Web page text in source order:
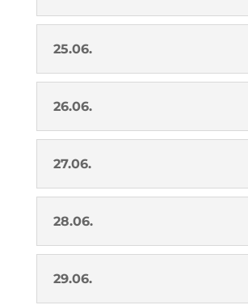
25.06.
26.06.
27.06.
28.06.
29.06.